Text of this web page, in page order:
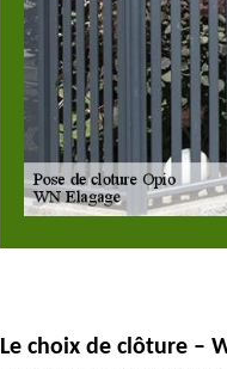
Le choix de clôture –